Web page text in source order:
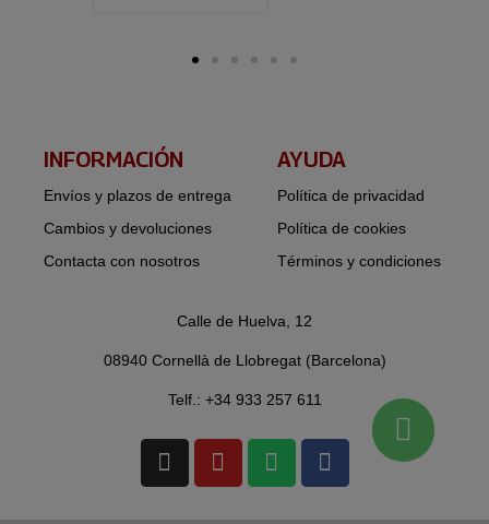
INFORMACIÓN​
Envíos y plazos de entrega
Cambios y devoluciones
Contacta con nosotros
AYUDA
Política de privacidad
Política de cookies
Términos y condiciones
Calle de Huelva, 12
08940 Cornellà de Llobregat (Barcelona)
Telf.: +34 933 257 611